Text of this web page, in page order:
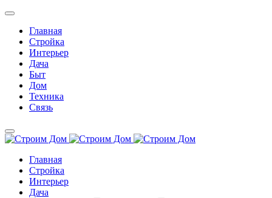
Главная
Стройка
Интерьер
Дача
Быт
Дом
Техника
Связь
Главная
Стройка
Интерьер
Дача